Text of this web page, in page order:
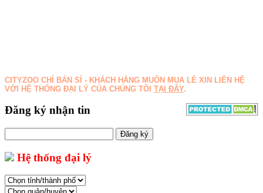
CITYZOO CHỈ BÁN SỈ - KHÁCH HÀNG MUỐN MUA LẺ XIN LIÊN HỆ
VỚI HỆ THỐNG ĐẠI LÝ CỦA CHÚNG TÔI TẠI ĐÂY.
Đăng ký nhận tin
Đăng ký
Hệ thống đại lý